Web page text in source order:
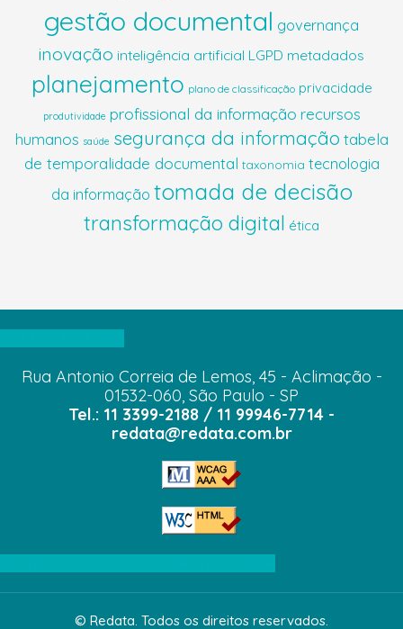
gestão documental governança
inovação inteligência artificial LGPD metadados
planejamento plano de classificação privacidade
produtividade profissional da informação recursos
humanos saúde segurança da informação tabela
de temporalidade documental taxonomia tecnologia
da informação tomada de decisão
transformação digital ética
Rua Antonio Correia de Lemos, 45 - Aclimação -
01532-060, São Paulo - SP
Tel.: 11 3399-2188 / 11 99946-7714 -
redata@redata.com.br
© Redata. Todos os direitos reservados.